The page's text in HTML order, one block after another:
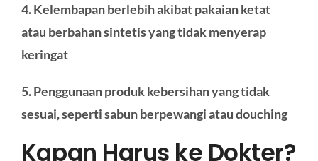
4. Kelembapan berlebih akibat pakaian ketat
atau berbahan sintetis yang tidak menyerap
keringat
5. Penggunaan produk kebersihan yang tidak
sesuai, seperti sabun berpewangi atau douching
Kapan Harus ke Dokter?